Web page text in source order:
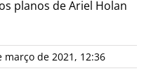
planos de Ariel Holan
março de 2021, 12:36